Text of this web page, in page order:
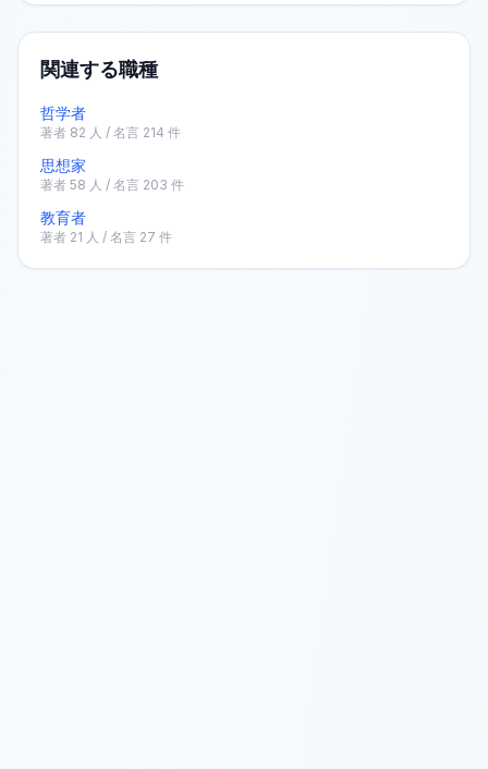
関連する職種
哲学者
著者 82 人 / 名言 214 件
思想家
著者 58 人 / 名言 203 件
教育者
著者 21 人 / 名言 27 件